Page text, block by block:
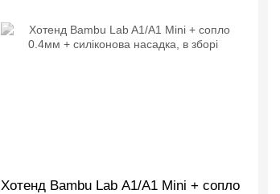
Хотенд Bambu Lab A1/A1 Mini + сопло